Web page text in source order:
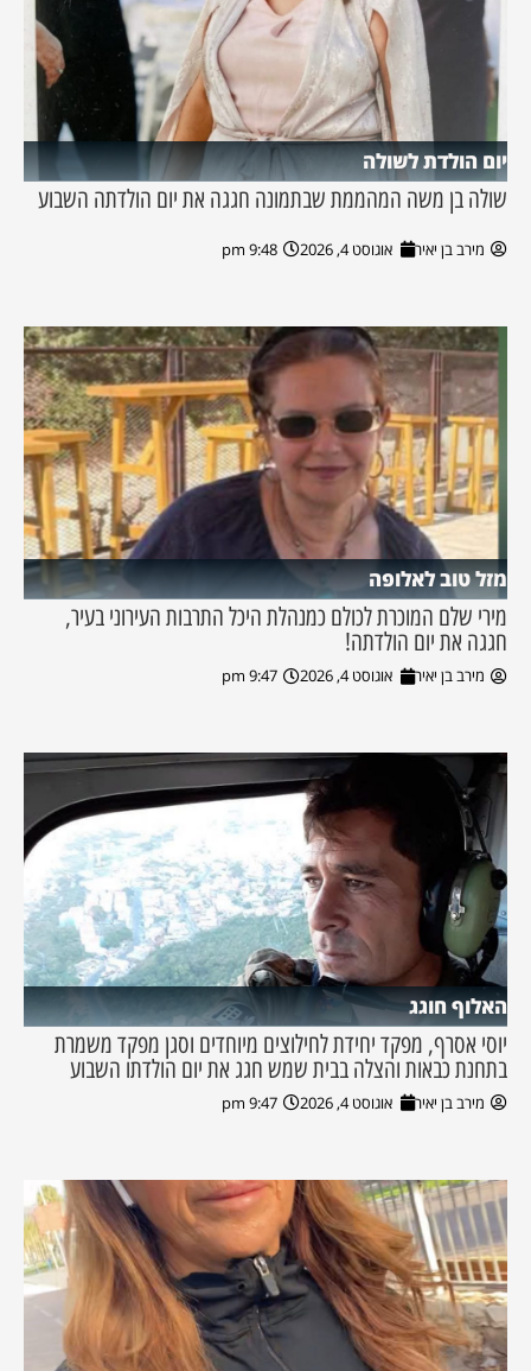
יום הולדת לשולה
שולה בן משה המהממת שבתמונה חגגה את יום הולדתה השבוע
מירב בן יאיר אוגוסט 4, 2026 9:48 pm
מזל טוב לאלופה
מירי שלם המוכרת לכולם כמנהלת היכל התרבות העירוני בעיר,
חגגה את יום הולדתה!
מירב בן יאיר אוגוסט 4, 2026 9:47 pm
האלוף חוגג
יוסי אסרף, מפקד יחידת לחילוצים מיוחדים וסגן מפקד משמרת
בתחנת כבאות והצלה בבית שמש חגג את יום הולדתו השבוע
מירב בן יאיר אוגוסט 4, 2026 9:47 pm